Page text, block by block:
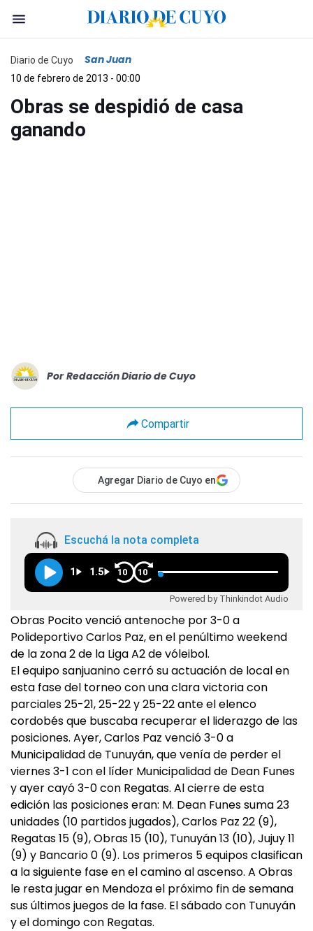
Diario de Cuyo San Juan
10 de febrero de 2013 - 00:00
Obras se despidió de casa
ganando
Por Redacción Diario de Cuyo
Compartir
Agregar Diario de Cuyo en
Escuchá la nota completa
1 1.5 10 10
Powered by Thinkindot Audio
Obras Pocito venció antenoche por 3-0 a
Polideportivo Carlos Paz, en el penúltimo weekend
de la zona 2 de la Liga A2 de vóleibol.
El equipo sanjuanino cerró su actuación de local en
esta fase del torneo con una clara victoria con
parciales 25-21, 25-22 y 25-22 ante el elenco
cordobés que buscaba recuperar el liderazgo de las
posiciones. Ayer, Carlos Paz venció 3-0 a
Municipalidad de Tunuyán, que venía de perder el
viernes 3-1 con el líder Municipalidad de Dean Funes
y ayer cayó 3-0 con Regatas. Al cierre de esta
edición las posiciones eran: M. Dean Funes suma 23
unidades (10 partidos jugados), Carlos Paz 22 (9),
Regatas 15 (9), Obras 15 (10), Tunuyán 13 (10), Jujuy 11
(9) y Bancario 0 (9). Los primeros 5 equipos clasifican
a la siguiente fase en el camino al ascenso. A Obras
le resta jugar en Mendoza el próximo fin de semana
sus últimos juegos de la fase. El sábado con Tunuyán
y el domingo con Regatas.